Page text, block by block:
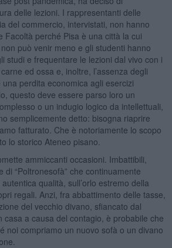
delle lezioni. I rappresentanti delle
del commercio, intervistati, non hanno
Facoltà perché Pisa è una città la cui
può venir meno e gli studenti hanno
studi e frequentare le lezioni dal vivo con i
ed ossa e, inoltre, l’assenza degli
perdita economica agli esercizi
questo deve essere parso loro un
o un indugio logico da intellettuali,
semplicemente detto: bisogna riaprire
fatturato. Che è notoriamente lo scopo
lo storico Ateneo pisano.
ammiccanti occasioni. Imbattibili,
di “Poltronesofà” che continuamente
qualità, sull’orlo estremo della
regali. Anzi, fra abbattimento delle tasse,
del vecchio divano, sfiancato dal
casa a causa del contagio, è probabile che
noi compriamo un nuovo sofà o un divano